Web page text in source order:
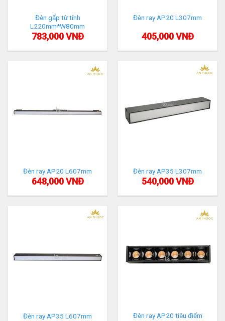
Đèn gấp từ tính
L220mm*W80mm
783,000VNĐ
Đèn ray AP20 L307mm
405,000VNĐ
Đèn ray AP20 L607mm
648,000VNĐ
Đèn ray AP35 L307mm
540,000VNĐ
Đèn ray AP35 L607mm
Đèn ray AP20 tiêu điểm